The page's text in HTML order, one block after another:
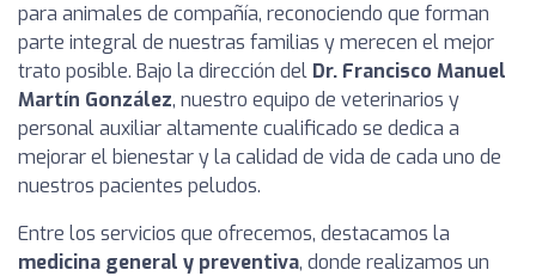
para animales de compañía, reconociendo que forman
parte integral de nuestras familias y merecen el mejor
trato posible. Bajo la dirección del Dr. Francisco Manuel
Martín González, nuestro equipo de veterinarios y
personal auxiliar altamente cualificado se dedica a
mejorar el bienestar y la calidad de vida de cada uno de
nuestros pacientes peludos.
Entre los servicios que ofrecemos, destacamos la
medicina general y preventiva, donde realizamos un